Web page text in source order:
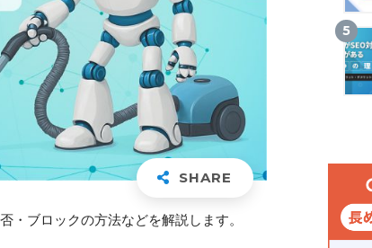
・ブロックの方法などを解説します。